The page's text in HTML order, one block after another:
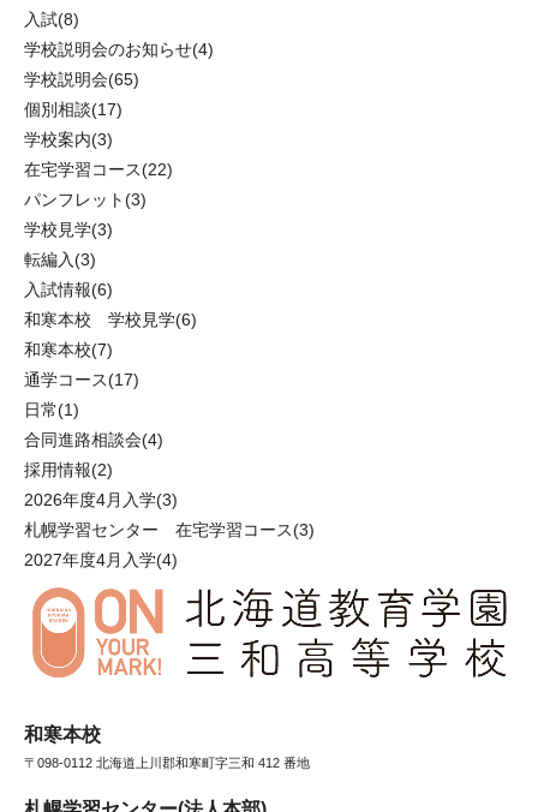
入試(8)
学校説明会のお知らせ(4)
学校説明会(65)
個別相談(17)
学校案内(3)
在宅学習コース(22)
パンフレット(3)
学校見学(3)
転編入(3)
入試情報(6)
和寒本校 学校見学(6)
和寒本校(7)
通学コース(17)
日常(1)
合同進路相談会(4)
採用情報(2)
2026年度4月入学(3)
札幌学習センター 在宅学習コース(3)
2027年度4月入学(4)
和寒本校
〒098-0112 北海道上川郡和寒町字三和 412 番地